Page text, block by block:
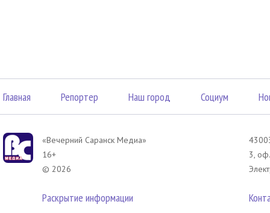
Главная Репортер Наш город Социум
«Вечерний Саранск Mедиа»
16+
© 2026
Раскрытие информации
3,